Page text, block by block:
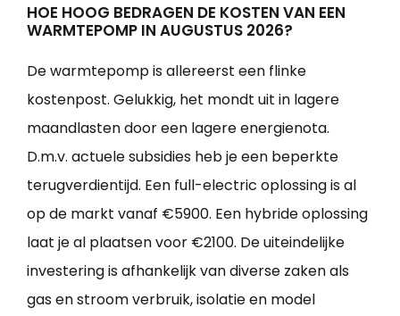
HOE HOOG BEDRAGEN DE KOSTEN VAN EEN
WARMTEPOMP IN AUGUSTUS 2026?
De warmtepomp is allereerst een flinke
kostenpost. Gelukkig, het mondt uit in lagere
maandlasten door een lagere energienota.
D.m.v. actuele subsidies heb je een beperkte
terugverdientijd. Een full-electric oplossing is al
op de markt vanaf €5900. Een hybride oplossing
laat je al plaatsen voor €2100. De uiteindelijke
investering is afhankelijk van diverse zaken als
gas en stroom verbruik, isolatie en model